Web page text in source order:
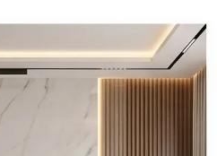
فني
تركيب
ديكور